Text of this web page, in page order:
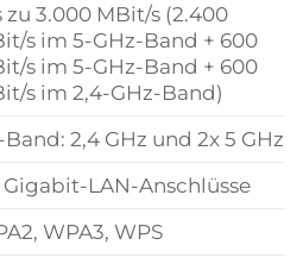
zu 3.000 MBit/s (2.400
s im 5-GHz-Band + 600
s im 5-GHz-Band + 600
s im 2,4-GHz-Band)
2,4 GHz und 2x 5 GHz
Gigabit-LAN-Anschlüsse
WPA3, WPS